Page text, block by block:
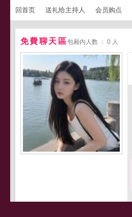
回首页 送礼给主持人 会员购点
免費聊天區包厢内人数 ： 0 人